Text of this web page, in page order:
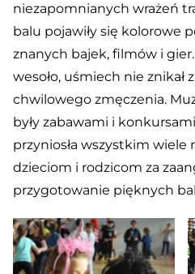
Warto wiedzieć
UKS „Millenium”
niezapomnianych wrażeń
balu pojawiły się kolorowe
znanych bajek, filmów i
wesoło, uśmiech nie znikał
chwilowego zmęczenia.
były zabawami i
przyniosła wszystkim wiele
dzieciom i rodzicom za
przygotowanie pięknych